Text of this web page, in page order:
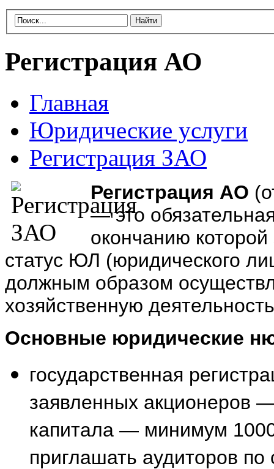
Регистрация АО
Главная
Юридические услуги
Регистрация ЗАО
Регистрация АО
— это
окончанию
статус ЮЛ (юридического
должным образом
хозяйственную
Основные юридические
государственная
заявленных акционеров
капитала — минимум
приглашать аудиторов